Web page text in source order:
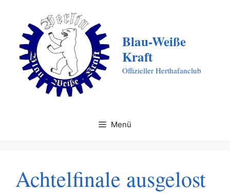
springen
Blau-Weiße
Kraft
Offizieller Herthafanclub
Menü
Achtelfinale ausgelost